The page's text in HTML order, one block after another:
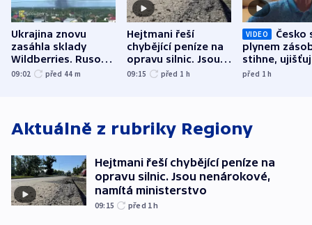
Ukrajina znovu
zasáhla sklady
Wildberries. Rusové
útočili v Charkovské
09:02 před 44 m
Hejtmani řeší
chybějící peníze na
opravu silnic. Jsou
nenárokové, namítá
09:15 před 1 h
VIDEO
Česko
plynem
stihne,
expert.
před 1h
Aktuálně z rubriky Regiony
Hejtmani řeší chybějící peníze na
opravu silnic. Jsou nenárokové,
namítá ministerstvo
09:15 před 1h